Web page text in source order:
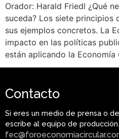
Orador: Harald Friedl ¿Qué
suceda? Los siete principios
sus ejemplos concretos. La
impacto en las políticas
están aplicando la
Contacto
Si eres un medio de prensa o
escribe al equipo de